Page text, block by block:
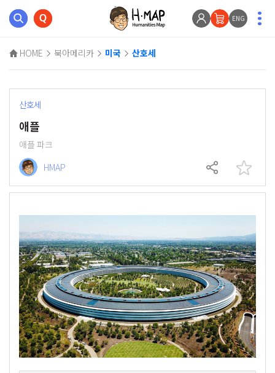
ENG
HOME 북아메리카 미국 산호세
산호세
애플
애플 파크
HMAP